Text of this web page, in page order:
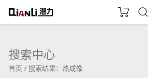
搜索中心
首页 搜索结果： 热成像